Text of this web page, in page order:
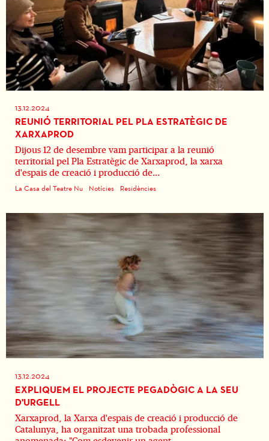
13.12.2024
REUNIÓ TERRITORIAL PEL PLA ESTRATÈGIC DE
XARXAPROD
Dijous 12 de desembre vam participar a la reunió
territorial pel Pla Estratègic de Xarxaprod, la xarxa
d'espais de creació i producció de...
La Casa del Teatre Nu Notícies Residències
13.12.2024
EXPLIQUEM EL PROJECTE PEGADÒGIC A LA SEU
D'URGELL
Xarxaprod, la Xarxa d'espais de creació i producció de
Catalunya, ha organitzat una trobada professional